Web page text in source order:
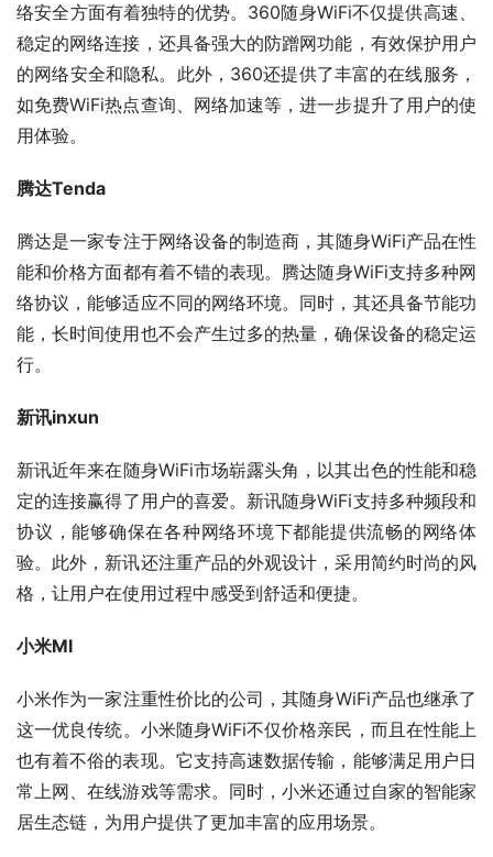
络安全方面有着独特的优势。360随身WiFi不仅提供高速、
稳定的网络连接，还具备强大的防蹭网功能，有效保护用户
的网络安全和隐私。此外，360还提供了丰富的在线服务，
如免费WiFi热点查询、网络加速等，进一步提升了用户的使
用体验。
腾达Tenda
腾达是一家专注于网络设备的制造商，其随身WiFi产品在性
能和价格方面都有着不错的表现。腾达随身WiFi支持多种网
络协议，能够适应不同的网络环境。同时，其还具备节能功
能，长时间使用也不会产生过多的热量，确保设备的稳定运
行。
新讯inxun
新讯近年来在随身WiFi市场崭露头角，以其出色的性能和稳
定的连接赢得了用户的喜爱。新讯随身WiFi支持多种频段和
协议，能够确保在各种网络环境下都能提供流畅的网络体
验。此外，新讯还注重产品的外观设计，采用简约时尚的风
格，让用户在使用过程中感受到舒适和便捷。
小米MI
小米作为一家注重性价比的公司，其随身WiFi产品也继承了
这一优良传统。小米随身WiFi不仅价格亲民，而且在性能上
也有着不俗的表现。它支持高速数据传输，能够满足用户日
常上网、在线游戏等需求。同时，小米还通过自家的智能家
居生态链，为用户提供了更加丰富的应用场景。